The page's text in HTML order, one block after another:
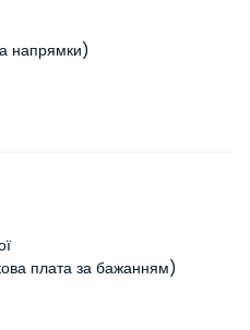
напрямки)
плата за бажанням)